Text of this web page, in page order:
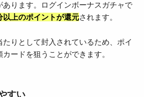
あります。ログインボーナスガチャで
以上のポイントが還元されます。
たりとして封入されているため、ポイ
ードを狙うことができます。
すい